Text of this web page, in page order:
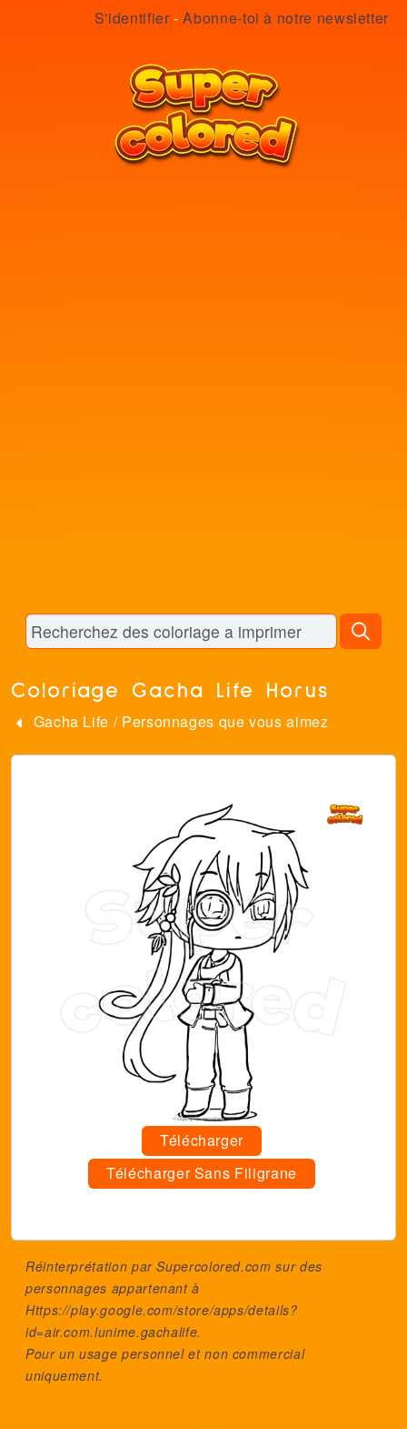
S'identifier -Abonne-toi à notre newsletter
Coloriage Gacha Life Horus
Gacha Life / Personnages que vous aimez
Télécharger
Télécharger Sans Filigrane
Réinterprétation par Supercolored.com sur des
personnages appartenant à
Https://play.google.com/store/apps/details?
id=air.com.lunime.gachalife.
Pour un usage personnel et non commercial
uniquement.